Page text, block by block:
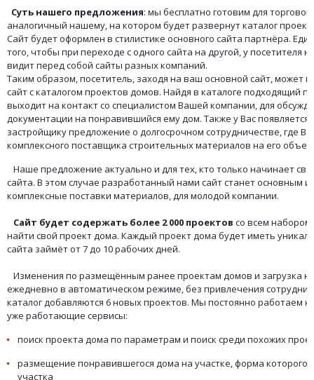
Суть нашего предложения: мы бесплатно готовим для
аналогичный нашему, на котором будет развернут каталог
Сайт будет оформлен в стилистике основного сайта партнёра.
того, чтобы при переходе с одного сайта на другой, у посетителя
видит перед собой сайты разных компаний.
Таким образом, посетитель, заходя на ваш основной сайт, может
сайт с каталогом проектов домов. Найдя в каталоге подходящий
выходит на контакт со специалистом Вашей компании, для
документации на понравившийся ему дом. Также у Вас появляется
застройщику предложение о долгосрочном сотрудничестве, где
комплексного поставщика строительных материалов на его
Наше предложение актуально и для тех, кто только начинает
сайта. В этом случае разработанный нами сайт станет основным
комплексные поставки материалов, для молодой компании.
Сайт будет содержать более 2 000 проектов со всем
найти свой проект дома. Каждый проект дома будет иметь
сайта займёт от 7 до 10 рабочих дней.
Изменения по размещённым ранее проектам домов и загрузка
ежедневно в автоматическом режиме, без привлечения
каталог добавляются 6 новых проектов. Мы постоянно работаем
уже работающие сервисы:
поиск проекта дома по параметрам и поиск среди похожих
размещение понравившегося дома на участке, форма которого
участка